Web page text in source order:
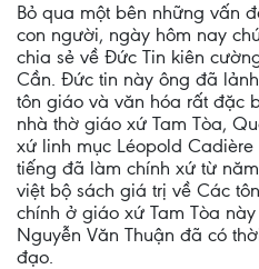
Bỏ qua một bên những vấn
con người, ngày hôm nay
chia sẻ về Đức Tin kiên
Cần. Đức tin này ông đã
tôn giáo và văn hóa rất đặc
nhà thờ giáo xứ Tam Tòa,
xứ linh mục Léopold
tiếng đã làm chính xứ từ
việt bộ sách giá trị về Các
chính ở giáo xứ Tam Tòa
Nguyễn Văn Thuận đã có
đạo.